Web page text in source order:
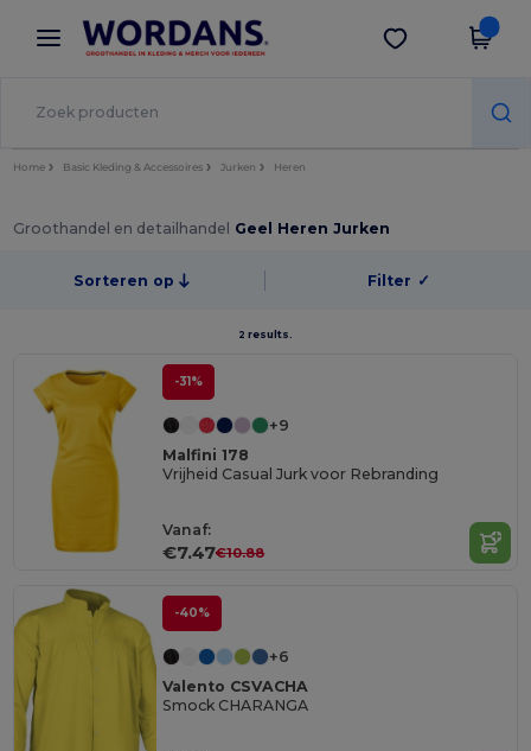
× Wordans-app
Betere prijzen in de app!
Download app
Home Basic Kleding & Accessoires Jurken Heren
Groothandel en detailhandel Geel Heren Jurken
Sorteren op Filter ✓
2 results.
-31%
+9
Malfini 178
Vrijheid Casual Jurk voor Rebranding
Vanaf:
€7.47€10.88
-40%
+6
Valento CSVACHA
Smock CHARANGA